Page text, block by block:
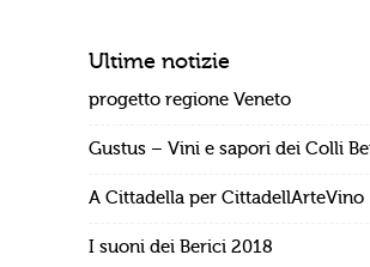
Ultime notizie
progetto regione Veneto
Gustus – Vini e sapori dei Colli
A Cittadella per CittadellArteVino
I suoni dei Berici 2018